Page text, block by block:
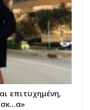
επιτυχημένη,
σκ…α»